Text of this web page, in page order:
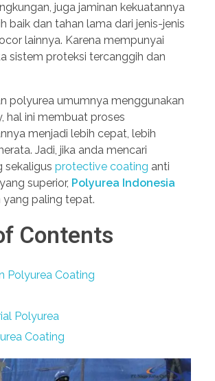
juga jaminan kekuatannya
baik dan tahan lama dari jenis-jenis
lainnya. Karena mempunyai
sistem proteksi tercanggih dan
polyurea umumnya menggunakan
hal ini membuat proses
menjadi lebih cepat, lebih
Jadi, jika anda mencari
sekaligus protective coating anti
superior, Polyurea Indonesia
yang paling tepat.
Contents
Polyurea Coating
Polyurea
Coating